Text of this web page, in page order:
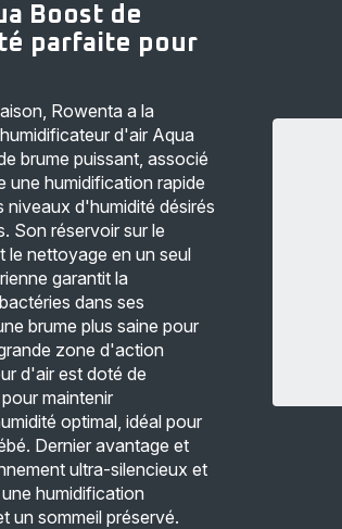
Boost de
parfaite pour
Rowenta a la
d'air Aqua
brume puissant, associé
une humidification rapide
d'humidité désirés
Son réservoir sur le
le nettoyage en un seul
garantit la
dans ses
brume plus saine pour
zone d'action
d'air est doté de
maintenir
optimal, idéal pour
Dernier avantage et
ultra-silencieux et
humidification
un sommeil préservé.